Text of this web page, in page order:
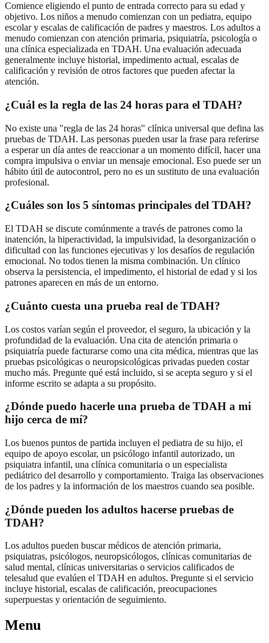
Comience eligiendo el punto de entrada correcto para su edad y
objetivo. Los niños a menudo comienzan con un pediatra, equipo
escolar y escalas de calificación de padres y maestros. Los adultos a
menudo comienzan con atención primaria, psiquiatría, psicología o
una clínica especializada en TDAH. Una evaluación adecuada
generalmente incluye historial, impedimento actual, escalas de
calificación y revisión de otros factores que pueden afectar la
atención.
¿Cuál es la regla de las 24 horas para el TDAH?
No existe una "regla de las 24 horas" clínica universal que defina las
pruebas de TDAH. Las personas pueden usar la frase para referirse
a esperar un día antes de reaccionar a un momento difícil, hacer una
compra impulsiva o enviar un mensaje emocional. Eso puede ser un
hábito útil de autocontrol, pero no es un sustituto de una evaluación
profesional.
¿Cuáles son los 5 síntomas principales del TDAH?
El TDAH se discute comúnmente a través de patrones como la
inatención, la hiperactividad, la impulsividad, la desorganización o
dificultad con las funciones ejecutivas y los desafíos de regulación
emocional. No todos tienen la misma combinación. Un clínico
observa la persistencia, el impedimento, el historial de edad y si los
patrones aparecen en más de un entorno.
¿Cuánto cuesta una prueba real de TDAH?
Los costos varían según el proveedor, el seguro, la ubicación y la
profundidad de la evaluación. Una cita de atención primaria o
psiquiatría puede facturarse como una cita médica, mientras que las
pruebas psicológicas o neuropsicológicas privadas pueden costar
mucho más. Pregunte qué está incluido, si se acepta seguro y si el
informe escrito se adapta a su propósito.
¿Dónde puedo hacerle una prueba de TDAH a mi
hijo cerca de mí?
Los buenos puntos de partida incluyen el pediatra de su hijo, el
equipo de apoyo escolar, un psicólogo infantil autorizado, un
psiquiatra infantil, una clínica comunitaria o un especialista
pediátrico del desarrollo y comportamiento. Traiga las observaciones
de los padres y la información de los maestros cuando sea posible.
¿Dónde pueden los adultos hacerse pruebas de
TDAH?
Los adultos pueden buscar médicos de atención primaria,
psiquiatras, psicólogos, neuropsicólogos, clínicas comunitarias de
salud mental, clínicas universitarias o servicios calificados de
telesalud que evalúen el TDAH en adultos. Pregunte si el servicio
incluye historial, escalas de calificación, preocupaciones
superpuestas y orientación de seguimiento.
Menu